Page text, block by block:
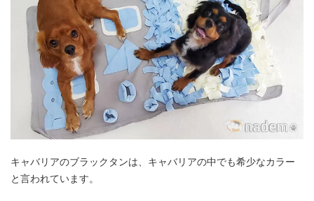
キャバリアのブラックタンは、キャバリアの中でも希少なカラー
と言われています。